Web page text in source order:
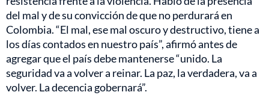
del mal y de su convicción de que no perdurará en
Colombia. “El mal, ese mal oscuro y destructivo, tiene a
los días contados en nuestro país”, afirmó antes de
agregar que el país debe mantenerse “unido. La
seguridad va a volver a reinar. La paz, la verdadera, va a
volver. La decencia gobernará”.